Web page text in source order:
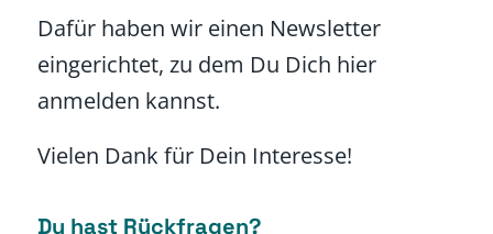
Dafür haben wir einen Newsletter
eingerichtet, zu dem Du Dich hier
anmelden kannst.
Vielen Dank für Dein Interesse!
Du hast Rückfragen?